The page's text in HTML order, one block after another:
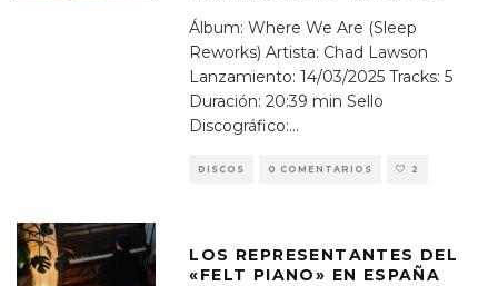
Álbum: Where We Are (Sleep
Reworks) Artista: Chad Lawson
Lanzamiento: 14/03/2025 Tracks: 5
Duración: 20:39 min Sello
Discográfico:...
DISCOS 0 COMENTARIOS 2
LOS REPRESENTANTES DEL
«FELT PIANO» EN ESPAÑA